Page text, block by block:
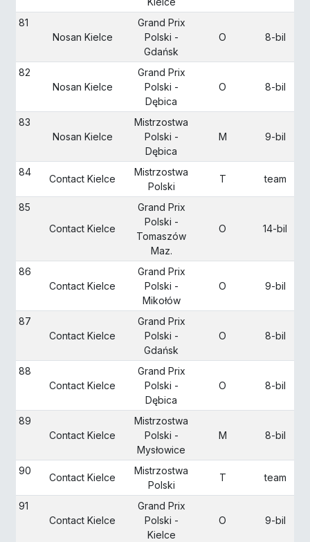
81
Nosan Kielce
Grand Prix
Polski -
Gdańsk
O 8-bil
82
Nosan Kielce
Grand Prix
Polski -
Dębica
O 8-bil
83
Nosan Kielce
Mistrzostwa
Polski -
Dębica
M 9-bil
84
Contact Kielce
Mistrzostwa
Polski
T team
85
Contact Kielce
Grand Prix
Polski -
Tomaszów
Maz.
O 14-bil
86
Contact Kielce
Grand Prix
Polski -
Mikołów
O 9-bil
87
Contact Kielce
Grand Prix
Polski -
Gdańsk
O 8-bil
88
Contact Kielce
Grand Prix
Polski -
Dębica
O 8-bil
89
Contact Kielce
Mistrzostwa
Polski -
Mysłowice
M 8-bil
90
Contact Kielce
Mistrzostwa
Polski
T team
91
Contact Kielce
Grand Prix
Polski -
Kielce
O 9-bil